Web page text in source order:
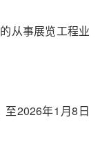
从事展览工程业
至2026年1月8日